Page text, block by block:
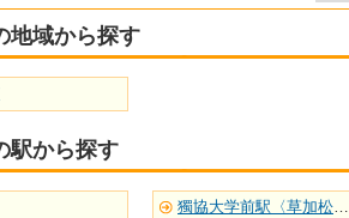
地域から探す
駅から探す
獨協大学前駅〈草加松原〉